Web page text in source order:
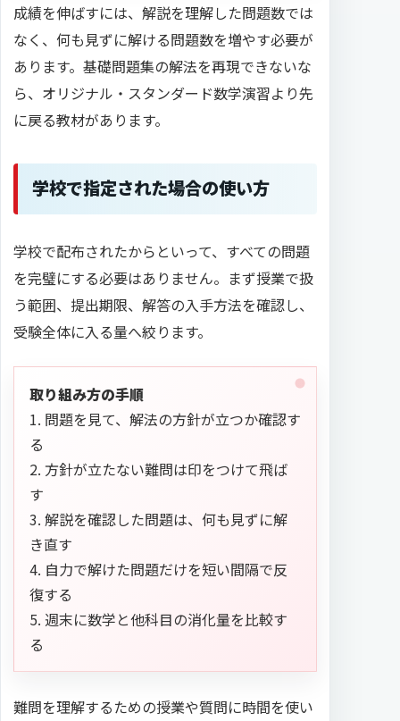
成績を伸ばすには、解説を理解した問題数では
なく、何も見ずに解ける問題数を増やす必要が
あります。基礎問題集の解法を再現できないな
ら、オリジナル・スタンダード数学演習より先
に戻る教材があります。
学校で指定された場合の使い方
学校で配布されたからといって、すべての問題
を完璧にする必要はありません。まず授業で扱
う範囲、提出期限、解答の入手方法を確認し、
受験全体に入る量へ絞ります。
取り組み方の手順
1. 問題を見て、解法の方針が立つか確認す
る
2. 方針が立たない難問は印をつけて飛ば
す
3. 解説を確認した問題は、何も見ずに解
き直す
4. 自力で解けた問題だけを短い間隔で反
復する
5. 週末に数学と他科目の消化量を比較す
る
難問を理解するための授業や質問に時間を使い